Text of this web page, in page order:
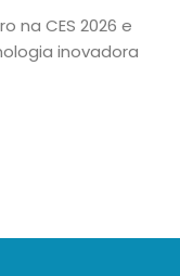
na CES 2026 e
inovadora